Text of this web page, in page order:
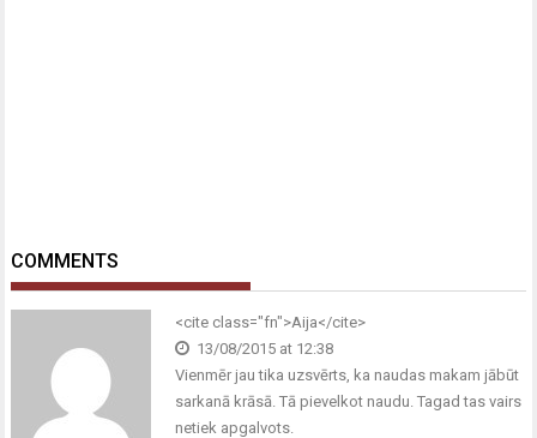
COMMENTS
<cite class="fn">Aija</cite>
13/08/2015 at 12:38
Vienmēr jau tika uzsvērts, ka naudas makam jābūt
sarkanā krāsā. Tā pievelkot naudu. Tagad tas vairs
netiek apgalvots.